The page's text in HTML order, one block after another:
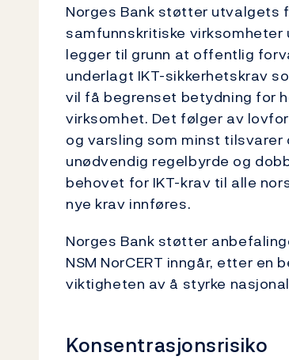
Norges Bank støtter
samfunnskritiske virksomheter
legger til grunn at offentlig
underlagt IKT-sikkerhetskrav
vil få begrenset betydning for
virksomhet. Det følger av
og varsling som minst
unødvendig regelbyrde og
behovet for IKT-krav til alle
nye krav innføres.
Norges Bank støtter
NSM NorCERT inngår, etter
viktigheten av å styrke
Konsentrasjonsrisiko